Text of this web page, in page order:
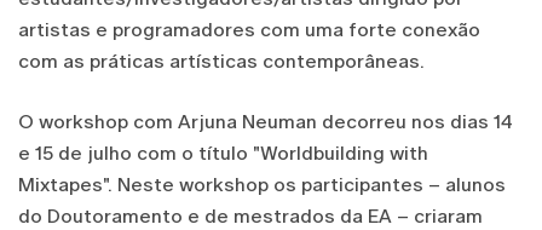
artistas e programadores com uma forte conexão
com as práticas artísticas contemporâneas.
O workshop com Arjuna Neuman decorreu nos dias 14
e 15 de julho com o título "Worldbuilding with
Mixtapes". Neste workshop os participantes – alunos
do Doutoramento e de mestrados da EA – criaram